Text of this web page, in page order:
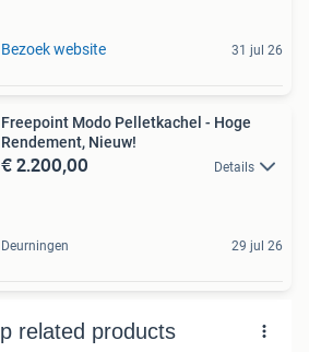
Bezoek website 31 jul 26
Freepoint Modo Pelletkachel - Hoge
Rendement, Nieuw!
€ 2.200,00 Details
Deurningen 29 jul 26